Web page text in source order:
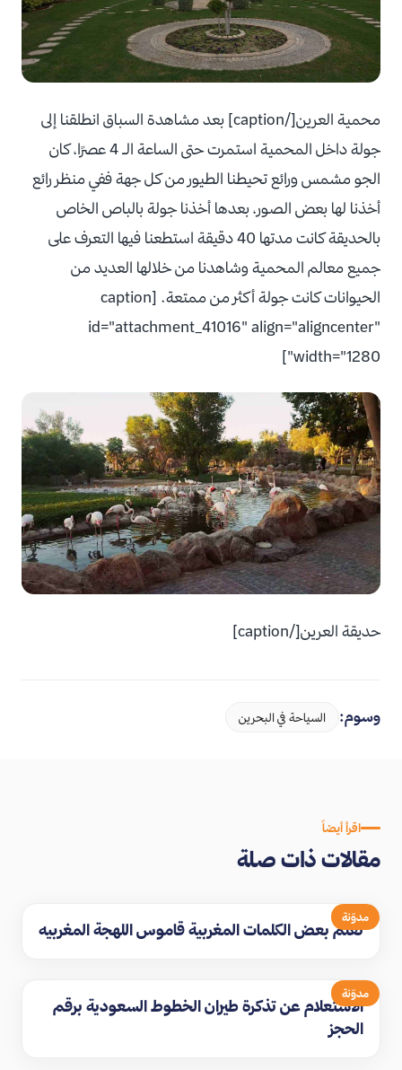
محمية العرين[/caption] بعد مشاهدة السباق انطلقنا إلى
جولة داخل المحمية استمرت حتى الساعة الـ 4 عصرًا، كان
الجو مشمس ورائع تحيطنا الطيور من كل جهة ففي منظر رائع
أخذنا لها بعض الصور، بعدها أخذنا جولة بالباص الخاص
بالحديقة كانت مدتها 40 دقيقة استطعنا فيها التعرف على
جميع معالم المحمية وشاهدنا من خلالها العديد من
الحيوانات كانت جولة أكثر من ممتعة. [caption
id="attachment_41016" align="aligncenter"
width="1280"]
حديقة العرين[/caption]
وسوم: السياحة في البحرين
اقرأ أيضاً
مقالات ذات صلة
مدوّنة
تعلم بعض الكلمات المغربية قاموس اللهجة المغربيه
مدوّنة
الاستعلام عن تذكرة طيران الخطوط السعودية برقم
الحجز